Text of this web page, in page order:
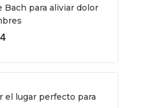
Bach para aliviar dolor
el lugar perfecto para